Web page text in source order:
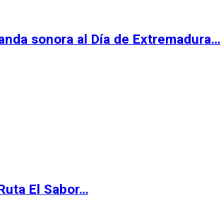
sonora al Día de Extremadura…
El Sabor…